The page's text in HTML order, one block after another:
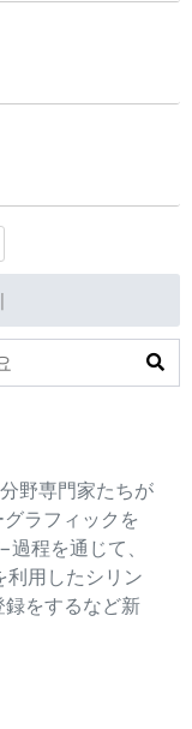
野専門家たちが
ラフィックを
程を通じて、
用したシリン
をするなど新